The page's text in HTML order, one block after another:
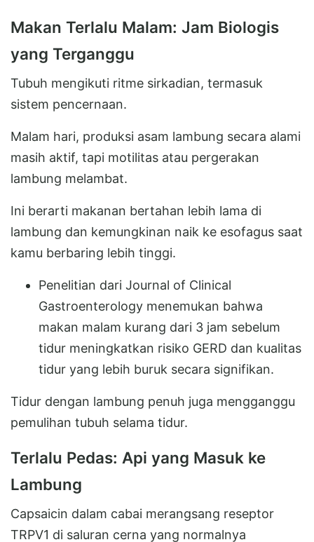
Makan Terlalu Malam: Jam Biologis
yang Terganggu
Tubuh mengikuti ritme sirkadian, termasuk
sistem pencernaan.
Malam hari, produksi asam lambung secara alami
masih aktif, tapi motilitas atau pergerakan
lambung melambat.
Ini berarti makanan bertahan lebih lama di
lambung dan kemungkinan naik ke esofagus saat
kamu berbaring lebih tinggi.
Penelitian dari Journal of Clinical
Gastroenterology menemukan bahwa
makan malam kurang dari 3 jam sebelum
tidur meningkatkan risiko GERD dan kualitas
tidur yang lebih buruk secara signifikan.
Tidur dengan lambung penuh juga mengganggu
pemulihan tubuh selama tidur.
Terlalu Pedas: Api yang Masuk ke
Lambung
Capsaicin dalam cabai merangsang reseptor
TRPV1 di saluran cerna yang normalnya